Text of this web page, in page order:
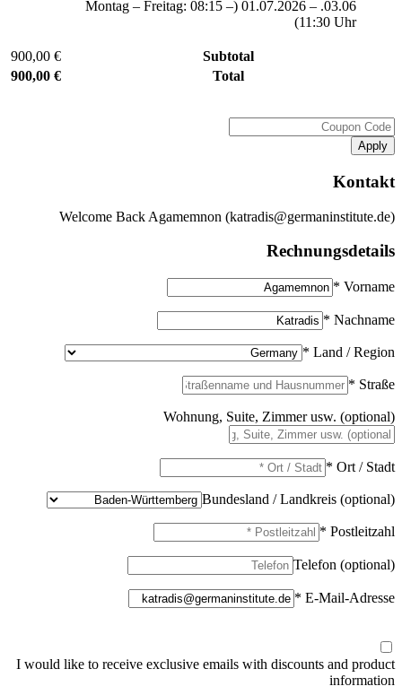
03.06. – 01.07.2026 (Montag – Freitag: 08:15 –
11:30 Uhr)
Subtotal
900,00 €
Total
900,00 €
Apply
Kontakt
Welcome Back Agamemnon (katradis@germaninstitute.de)
Rechnungsdetails
Vorname *
Nachname *
Land / Region *
Straße *
Wohnung, Suite, Zimmer usw. (optional)
Ort / Stadt *
Bundesland / Landkreis (optional)
Postleitzahl *
Telefon (optional)
E-Mail-Adresse *
I would like to receive exclusive emails with discounts and product
information